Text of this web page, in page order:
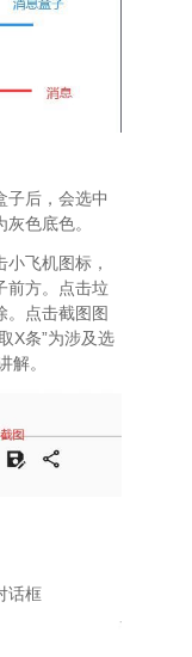
子后，会选中
色底色。
飞机图标，
前方。点击垃
。点击截图图
X条”为涉及选
解。
话框